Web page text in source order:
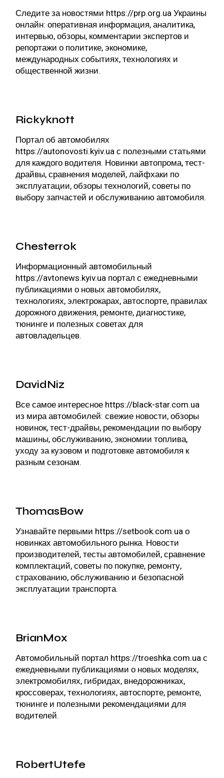
Следите за новостями https://prp.org.uaУкраины
онлайн: оперативная информация, аналитика,
интервью, обзоры, комментарии экспертов и
репортажи о политике, экономике,
международных событиях, технологиях и
общественной жизни.
Rickyknott
Портал об автомобилях
https://autonovosti.kyiv.uaс полезными статьями
для каждого водителя. Новинки автопрома, тест-
драйвы, сравнения моделей, лайфхаки по
эксплуатации, обзоры технологий, советы по
выбору запчастей и обслуживанию автомобиля.
Chesterrok
Информационный автомобильный
https://avtonews.kyiv.ua портал с ежедневными
публикациями о новых автомобилях,
технологиях, электрокарах, автоспорте, правилах
дорожного движения, ремонте, диагностике,
тюнинге и полезных советах для
автовладельцев.
DavidNiz
Все самое интересное https://black-star.com.ua
из мира автомобилей: свежие новости, обзоры
новинок, тест-драйвы, рекомендации по выбору
машины, обслуживанию, экономии топлива,
уходу за кузовом и подготовке автомобиля к
разным сезонам.
ThomasBow
Узнавайте первыми https://setbook.com.uaо
новинках автомобильного рынка. Новости
производителей, тесты автомобилей, сравнение
комплектаций, советы по покупке, ремонту,
страхованию, обслуживанию и безопасной
эксплуатации транспорта.
BrianMox
Автомобильный портал https://troeshka.com.uaс
ежедневными публикациями о новых моделях,
электромобилях, гибридах, внедорожниках,
кроссоверах, технологиях, автоспорте, ремонте,
тюнинге и полезными рекомендациями для
водителей.
RobertUtefe